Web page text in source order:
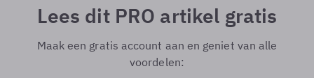
Lees dit PRO artikel gratis
Maak een gratis account aan en geniet van alle
voordelen: